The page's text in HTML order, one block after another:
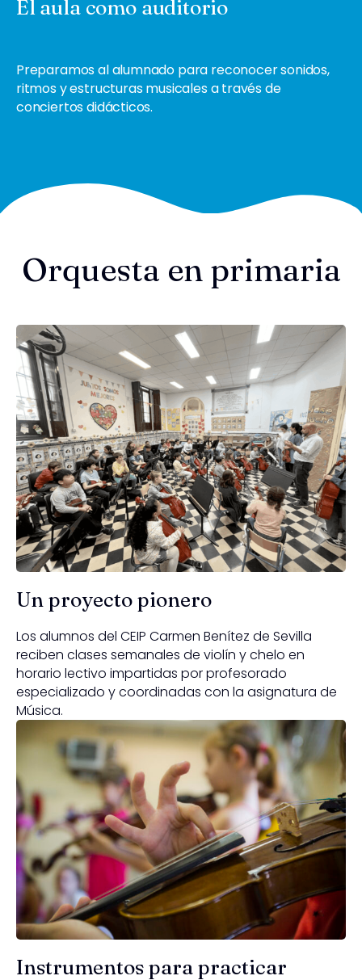
El aula como auditorio
Preparamos al alumnado para reconocer sonidos,
ritmos y estructuras musicales a través de
conciertos didácticos.
Orquesta en primaria
Un proyecto pionero
Los alumnos del CEIP Carmen Benítez de Sevilla
reciben clases semanales de violín y chelo en
horario lectivo impartidas por profesorado
especializado y coordinadas con la asignatura de
Música.
Instrumentos para practicar